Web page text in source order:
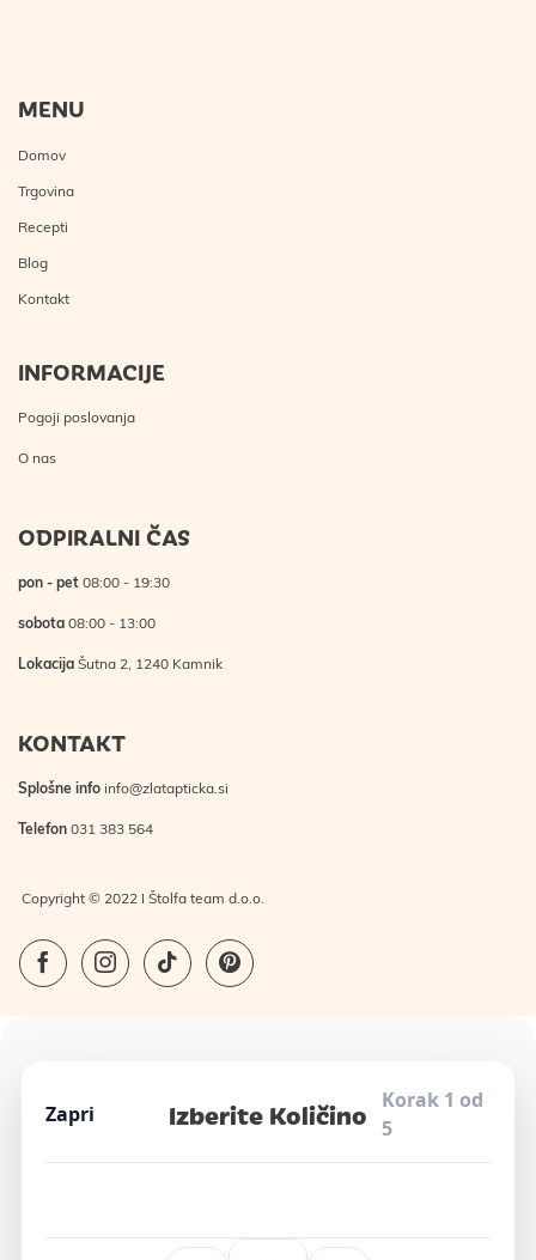
MENU
Domov
Trgovina
Recepti
Blog
Kontakt
INFORMACIJE
Pogoji poslovanja
O nas
ODPIRALNI ČAS
pon - pet 08:00 - 19:30
sobota 08:00 - 13:00
Lokacija Šutna 2, 1240 Kamnik
KONTAKT
Splošne info info@zlatapticka.si
Telefon 031 383 564
Copyright © 2022 I Štolfa team d.o.o.
Zapri Izberite Količino
Korak 1 od
5